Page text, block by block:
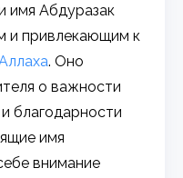
имя Абдуразак
и привлекающим к
. Оно
о важности
благодарности
имя
внимание